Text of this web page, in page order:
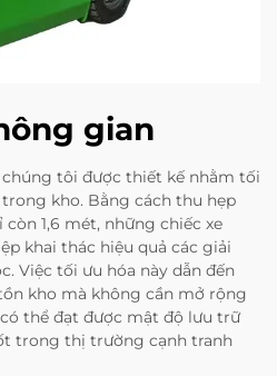
gian
chúng tôi được thiết kế nhằm tối
kho. Bằng cách thu hẹp
1,6 mét, những chiếc xe
khai thác hiệu quả các giải
Việc tối ưu hóa này dẫn đến
kho mà không cần mở rộng
thể đạt được mật độ lưu trữ
trong thị trường cạnh tranh